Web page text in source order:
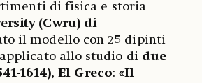
di fisica e storia
(Cwru) di
il modello con 25 dipinti
allo studio di due
1614), El Greco: «Il